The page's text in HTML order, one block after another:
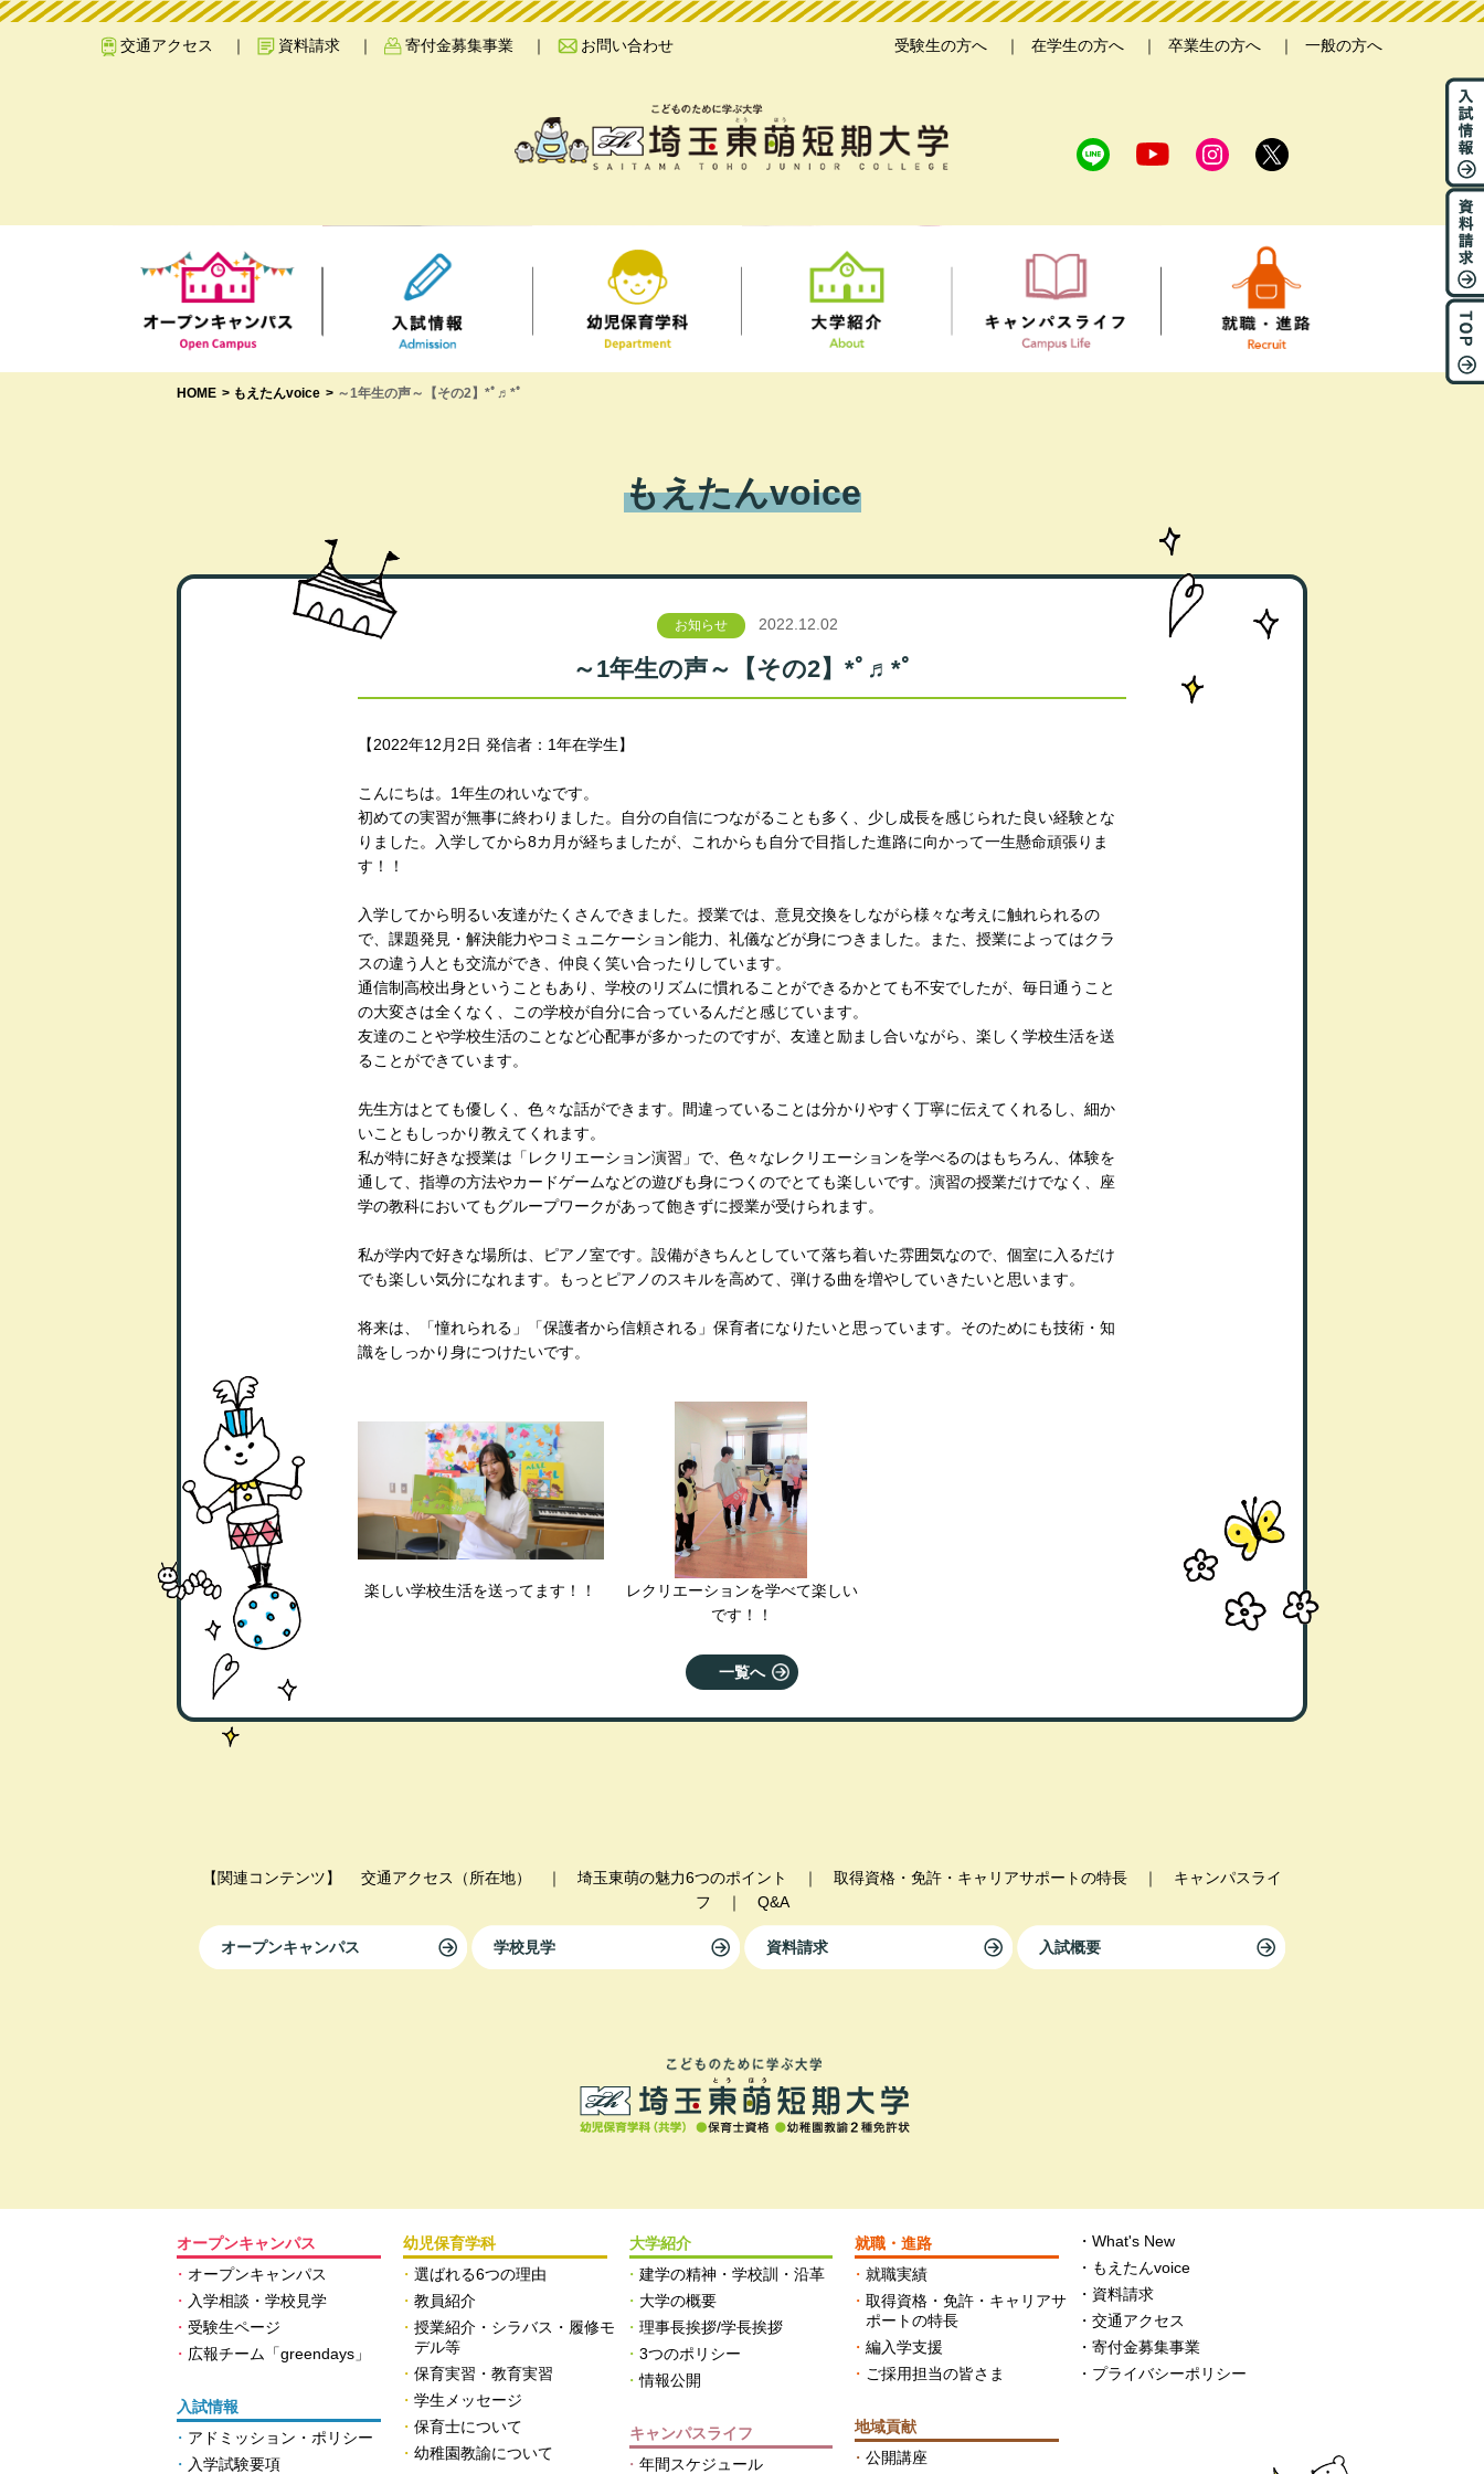
交通アクセス 資料請求 寄付金募集事業 お問い合わせ 受験生の方へ 在学生の方へ 卒業生の方へ 一般の方へ
HOME もえたんvoice ～1年生の声～【その2】*ﾟ♬*ﾟ
もえたんvoice
お知らせ 2022.12.02
～1年生の声～【その2】*ﾟ♬*ﾟ
【2022年12月2日 発信者：1年在学生】
こんにちは。1年生のれいなです。
初めての実習が無事に終わりました。自分の自信につながることも多く、少し成長を感じられた良い経験とな
りました。入学してから8カ月が経ちましたが、これからも自分で目指した進路に向かって一生懸命頑張りま
す！！
入学してから明るい友達がたくさんできました。授業では、意見交換をしながら様々な考えに触れられるの
で、課題発見・解決能力やコミュニケーション能力、礼儀などが身につきました。また、授業によってはクラ
スの違う人とも交流ができ、仲良く笑い合ったりしています。
通信制高校出身ということもあり、学校のリズムに慣れることができるかとても不安でしたが、毎日通うこと
の大変さは全くなく、この学校が自分に合っているんだと感じています。
友達のことや学校生活のことなど心配事が多かったのですが、友達と励まし合いながら、楽しく学校生活を送
ることができています。
先生方はとても優しく、色々な話ができます。間違っていることは分かりやすく丁寧に伝えてくれるし、細か
いこともしっかり教えてくれます。
私が特に好きな授業は「レクリエーション演習」で、色々なレクリエーションを学べるのはもちろん、体験を
通して、指導の方法やカードゲームなどの遊びも身につくのでとても楽しいです。演習の授業だけでなく、座
学の教科においてもグループワークがあって飽きずに授業が受けられます。
私が学内で好きな場所は、ピアノ室です。設備がきちんとしていて落ち着いた雰囲気なので、個室に入るだけ
でも楽しい気分になれます。もっとピアノのスキルを高めて、弾ける曲を増やしていきたいと思います。
将来は、「憧れられる」「保護者から信頼される」保育者になりたいと思っています。そのためにも技術・知
識をしっかり身につけたいです。
楽しい学校生活を送ってます！！
レクリエーションを学べて楽しい
です！！
一覧へ
【関連コンテンツ】 交通アクセス（所在地） ｜ 埼玉東萌の魅力6つのポイント ｜ 取得資格・免許・キャリアサポートの特長 ｜ キャンパスライ
フ ｜ Q&A
オープンキャンパス 学校見学 資料請求 入試概要
オープンキャンパス
オープンキャンパス
入学相談・学校見学
受験生ページ
広報チーム「greendays」
入試情報
アドミッション・ポリシー
入学試験要項
幼児保育学科
選ばれる6つの理由
教員紹介
授業紹介・シラバス・履修モ
デル等
保育実習・教育実習
学生メッセージ
保育士について
幼稚園教諭について
大学紹介
建学の精神・学校訓・沿革
大学の概要
理事長挨拶/学長挨拶
3つのポリシー
情報公開
キャンパスライフ
年間スケジュール
就職・進路
就職実績
取得資格・免許・キャリアサ
ポートの特長
編入学支援
ご採用担当の皆さま
地域貢献
公開講座
What's New
もえたんvoice
資料請求
交通アクセス
寄付金募集事業
プライバシーポリシー